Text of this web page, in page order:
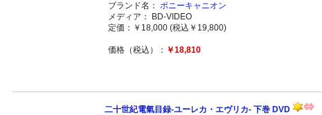
ブランド名： ポニーキャニオン
メディア： BD-VIDEO
定価：￥18,000 (税込￥19,800)
価格（税込）： ￥18,810
二十世紀電氣目録-ユーレカ・エヴリカ- 下巻 DVD